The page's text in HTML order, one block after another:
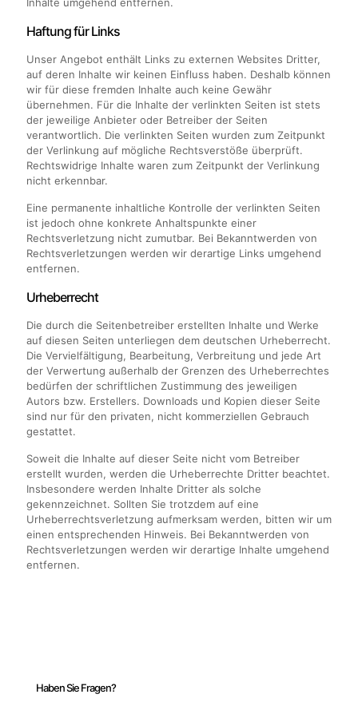
Haftung für Links
Unser Angebot enthält Links zu externen Websites Dritter,
auf deren Inhalte wir keinen Einfluss haben. Deshalb können
wir für diese fremden Inhalte auch keine Gewähr
übernehmen. Für die Inhalte der verlinkten Seiten ist stets
der jeweilige Anbieter oder Betreiber der Seiten
verantwortlich. Die verlinkten Seiten wurden zum Zeitpunkt
der Verlinkung auf mögliche Rechtsverstöße überprüft.
Rechtswidrige Inhalte waren zum Zeitpunkt der Verlinkung
nicht erkennbar.
Eine permanente inhaltliche Kontrolle der verlinkten Seiten
ist jedoch ohne konkrete Anhaltspunkte einer
Rechtsverletzung nicht zumutbar. Bei Bekanntwerden von
Rechtsverletzungen werden wir derartige Links umgehend
entfernen.
Urheberrecht
Die durch die Seitenbetreiber erstellten Inhalte und Werke
auf diesen Seiten unterliegen dem deutschen Urheberrecht.
Die Vervielfältigung, Bearbeitung, Verbreitung und jede Art
der Verwertung außerhalb der Grenzen des Urheberrechtes
bedürfen der schriftlichen Zustimmung des jeweiligen
Autors bzw. Erstellers. Downloads und Kopien dieser Seite
sind nur für den privaten, nicht kommerziellen Gebrauch
gestattet.
Soweit die Inhalte auf dieser Seite nicht vom Betreiber
erstellt wurden, werden die Urheberrechte Dritter beachtet.
Insbesondere werden Inhalte Dritter als solche
gekennzeichnet. Sollten Sie trotzdem auf eine
Urheberrechtsverletzung aufmerksam werden, bitten wir um
einen entsprechenden Hinweis. Bei Bekanntwerden von
Rechtsverletzungen werden wir derartige Inhalte umgehend
entfernen.
Haben Sie Fragen?